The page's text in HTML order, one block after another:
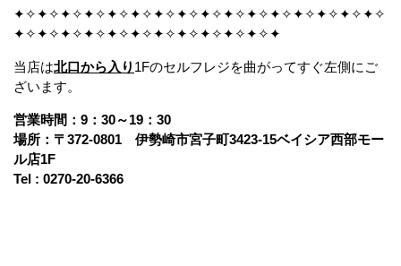
✦✧✦✧✦✧✦✧✦✧✦✧✦✧✦✧✦✧✦✧✦✧✦✧✦✧✦✧✦✧✦✧
✦✧✦✧✦✧✦✧✦✧✦✧✦✧✦✧✦✧✦✧✦✧✦
当店は北口から入り 1Fのセルフレジを曲がってすぐ左側にご
ざいます。
営業時間：9：30～19：30
場所：〒372-0801 伊勢崎市宮子町3423-15ベイシア西部モー
ル店1F
Tel : 0270-20-6366